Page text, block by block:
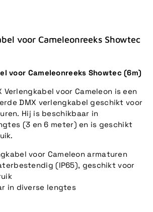
voor Cameleonreeks Showtec
voor Cameleonreeks Showtec (6m)
Verlengkabel voor Cameleon is een
DMX verlengkabel geschikt voor
Hij is beschikbaar in
(3 en 6 meter) en is geschikt
voor Cameleon armaturen
(IP65), geschikt voor
in diverse lengtes